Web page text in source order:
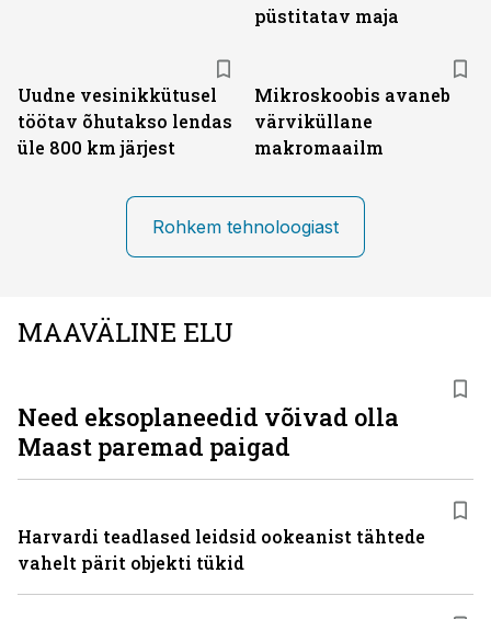
püstitatav maja
Uudne vesinikkütusel
töötav õhutakso lendas
üle 800 km järjest
Mikroskoobis avaneb
värviküllane
makromaailm
Rohkem tehnoloogiast
MAAVÄLINE ELU
Need eksoplaneedid võivad olla
Maast paremad paigad
Harvardi teadlased leidsid ookeanist tähtede
vahelt pärit objekti tükid